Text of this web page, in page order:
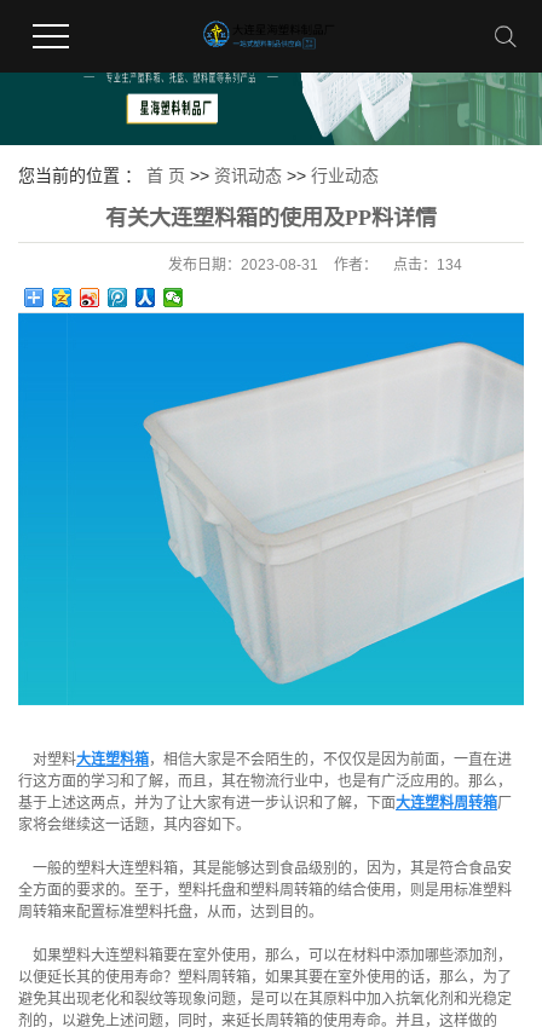
您当前的位置 ： 首 页 >> 资讯动态 >> 行业动态
有关大连塑料箱的使用及PP料详情
发布日期： 2023-08-31 作者： 点击： 134
对塑料大连塑料箱，相信大家是不会陌生的，不仅仅是因为前面，一直在进
行这方面的学习和了解，而且，其在物流行业中，也是有广泛应用的。那么，
基于上述这两点，并为了让大家有进一步认识和了解，下面大连塑料周转箱厂
家将会继续这一话题，其内容如下。
一般的塑料大连塑料箱，其是能够达到食品级别的，因为，其是符合食品安
全方面的要求的。至于，塑料托盘和塑料周转箱的结合使用，则是用标准塑料
周转箱来配置标准塑料托盘，从而，达到目的。
如果塑料大连塑料箱要在室外使用，那么，可以在材料中添加哪些添加剂，
以便延长其的使用寿命？塑料周转箱，如果其要在室外使用的话，那么，为了
避免其出现老化和裂纹等现象问题，是可以在其原料中加入抗氧化剂和光稳定
剂的，以避免上述问题，同时，来延长周转箱的使用寿命。并且，这样做的